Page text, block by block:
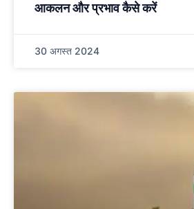
आकलन और प्रभाव कैसे करें
30 अगस्त 2024